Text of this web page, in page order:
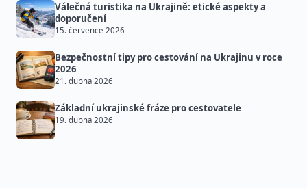
Válečná turistika na Ukrajině: etické aspekty a
doporučení
15. července 2026
Bezpečnostní tipy pro cestování na Ukrajinu v roce
2026
21. dubna 2026
Základní ukrajinské fráze pro cestovatele
19. dubna 2026